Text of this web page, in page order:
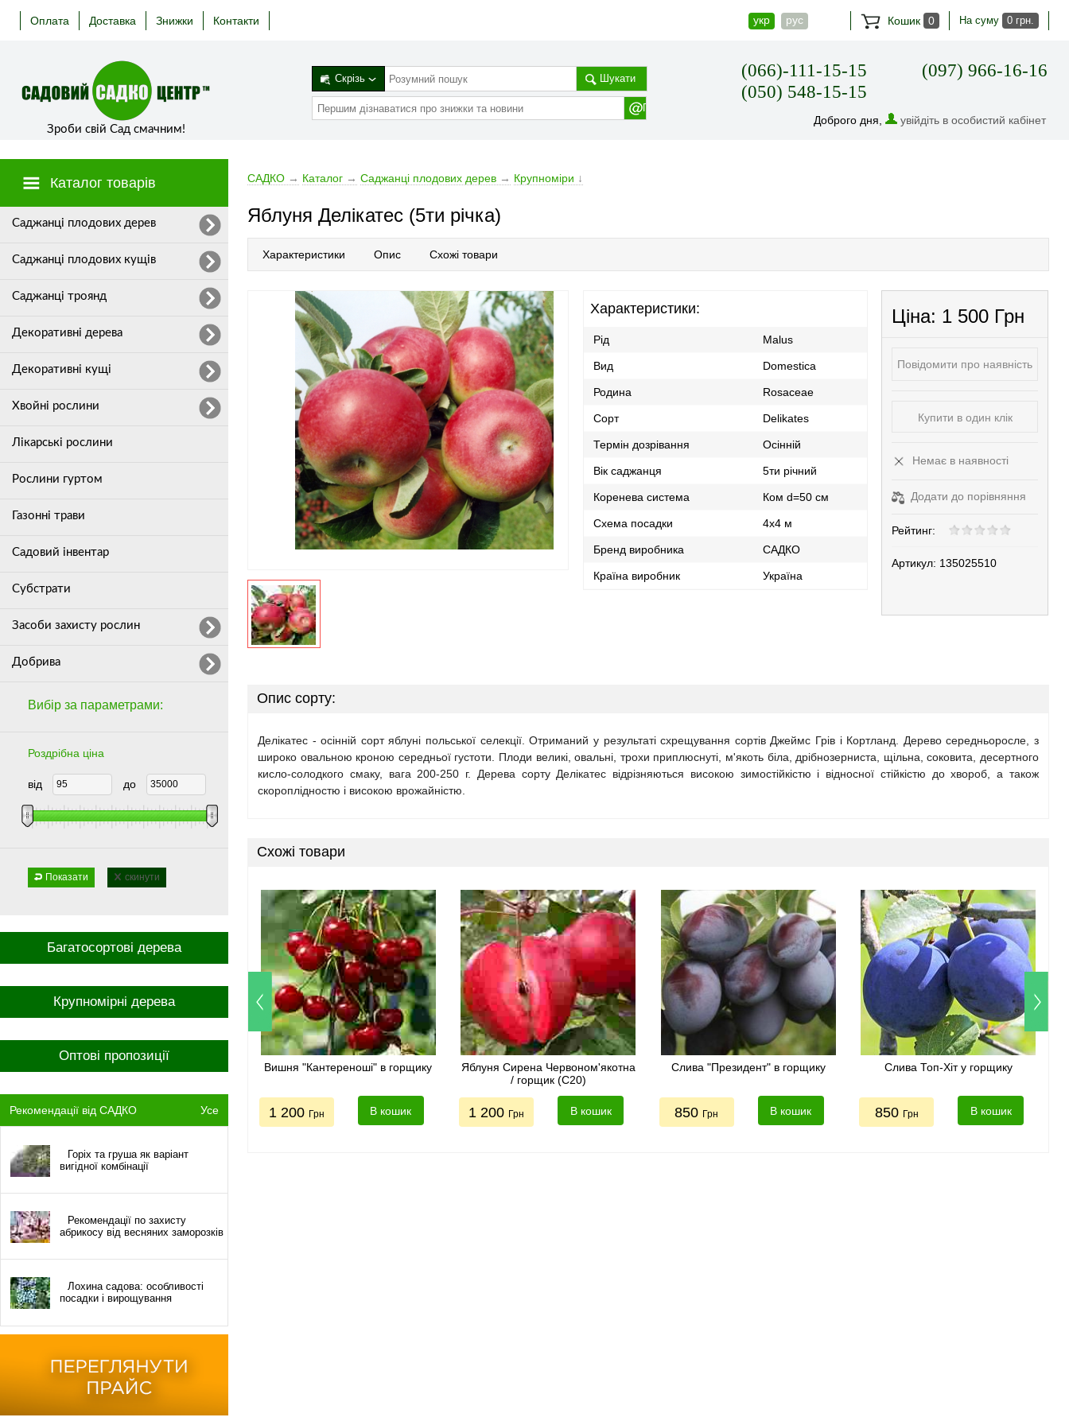
Оплата Доставка Знижки Контакти укр рус Кошик 0 На суму 0 грн.
Зроби свій Сад смачним!
Скрізь Шукати
(066)-111-15-15
(050) 548-15-15
(097) 966-16-16
Доброго дня, увійдіть в особистий кабінет
Каталог товарів
Cаджанці плодових дерев
Саджанці плодових кущів
Саджанці троянд
Декоративні дерева
Декоративні кущі
Хвойні рослини
Лікарські рослини
Рослини гуртом
Газонні трави
Садовий інвентар
Субстрати
Засоби захисту рослин
Добрива
Багатосортові дерева
Крупномірні дерева
Оптові пропозиції
Рекомендації від САДКО Усе
Горіх та груша як варіант
вигідної комбінації
Рекомендації по захисту
абрикосу від весняних заморозків
Лохина садова: особливості
посадки і вирощування
Вибір за параметрами:
Роздрібна ціна
від до
Показати скинути
САДКО → Каталог → Cаджанці плодових дерев → Крупноміри ↓
Яблуня Делікатес (5ти річка)
Характеристики Опис Схожі товари
Характеристики:
Рід Malus
Вид Domestica
Родина Rosaceae
Сорт Delikates
Термін дозрівання Осінній
Вік саджанця 5ти річний
Коренева система Ком d=50 см
Схема посадки 4х4 м
Бренд виробника САДКО
Країна виробник Україна
Ціна: 1 500 Грн
Повідомити про наявність
Купити в один клік
Немає в наявності
Додати до порівняння
Рейтинг:
Артикул: 135025510
Опис сорту:
Делікатес - осінній сорт яблуні польської селекції. Отриманий у результаті схрещування сортів Джеймс Грів і Кортланд. Дерево середньоросле, з
широко овальною кроною середньої густоти. Плоди великі, овальні, трохи приплюснуті, м'якоть біла, дрібнозерниста, щільна, соковита, десертного
кисло-солодкого смаку, вага 200-250 г. Дерева сорту Делікатес відрізняються високою зимостійкістю і відносної стійкістю до хвороб, а також
скороплідностю і високою врожайністю.
Схожі товари
Вишня "Кантереноші" в горщику
1 200 Грн В кошик
Яблуня Сирена Червоном'якотна
/ горщик (С20)
1 200 Грн В кошик
Слива "Президент" в горщику
850 Грн В кошик
Слива Топ-Хіт у горщику
850 Грн В кошик